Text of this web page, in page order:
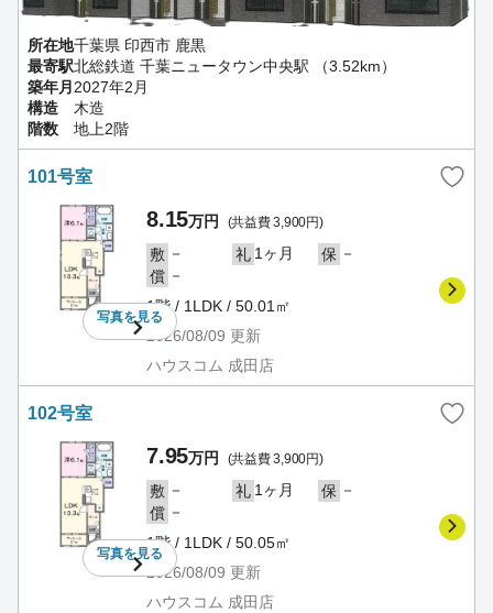
所在地千葉県 印西市 鹿黒
最寄駅北総鉄道 千葉ニュータウン中央駅 （3.52km）
築年月 2027年2月
構造
木造
階数
地上2階
101号室
写真を見る
8.15万円 (共益費 3,900円)
敷 － 礼 1ヶ月 保 －
償 －
1階 / 1LDK / 50.01㎡
2026/08/09 更新
ハウスコム 成田店
102号室
写真を見る
7.95万円 (共益費 3,900円)
敷 － 礼 1ヶ月 保 －
償 －
1階 / 1LDK / 50.05㎡
2026/08/09 更新
ハウスコム 成田店